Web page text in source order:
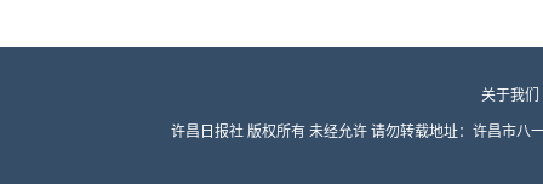
关于我们
许昌日报社 版权所有 未经允许 请勿转载地址：许昌市八